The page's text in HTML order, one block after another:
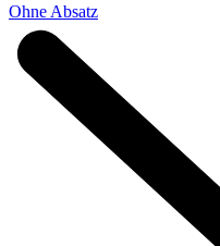
Ohne Absatz